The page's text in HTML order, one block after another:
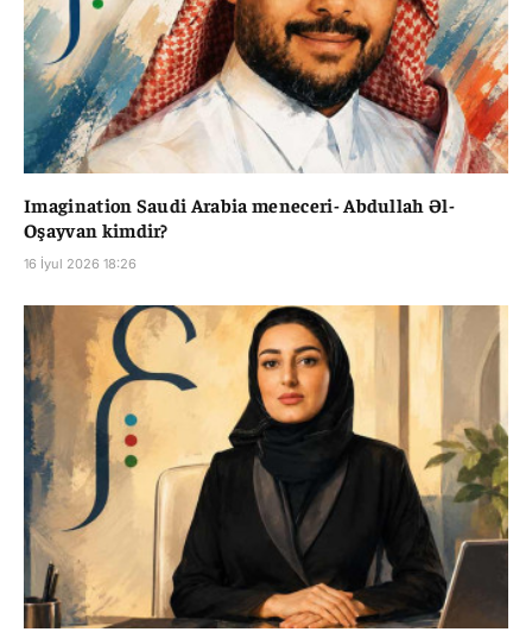
Imagination Saudi Arabia meneceri- Abdullah Əl-
Oşayvan kimdir?
16 İyul 2026 18:26